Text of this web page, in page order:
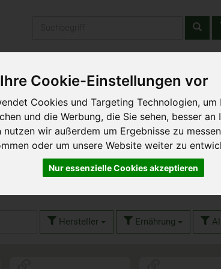
Cookie-Einstellungen vor
Cookies und Targeting Technologien,
und die Werbung, die Sie sehen, besser an
nutzen wir außerdem um Ergebnisse zu
oder um unsere Website weiter zu
Nur essenzielle Cookies akzeptieren
& Schulen Liefergebiet Wochenmarkt
Hersteller Ernährung